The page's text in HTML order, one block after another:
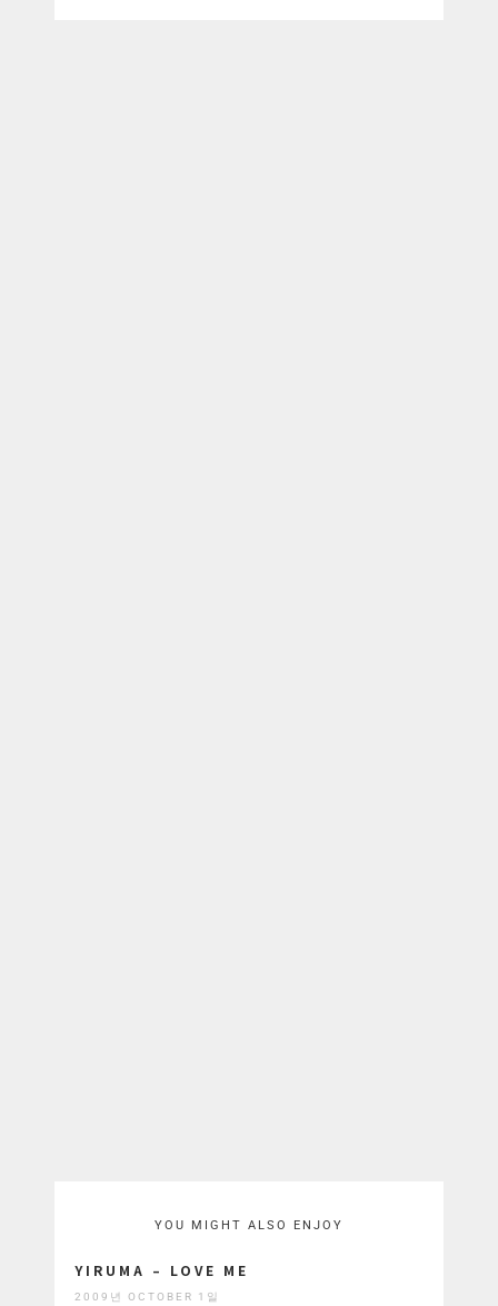
YOU MIGHT ALSO ENJOY
YIRUMA – LOVE ME
2009년 OCTOBER 1일